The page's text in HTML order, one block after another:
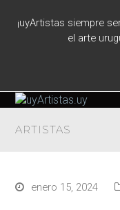
¡uyArtistas siempre
el arte
ARTISTAS
enero 15, 2024